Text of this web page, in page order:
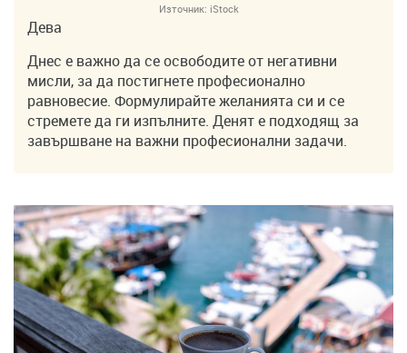
Източник: iStock
Дева
Днес е важно да се освободите от негативни
мисли, за да постигнете професионално
равновесие. Формулирайте желанията си и се
стремете да ги изпълните. Денят е подходящ за
завършване на важни професионални задачи.